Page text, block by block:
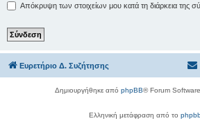
Απόκρυψη των στοιχείων μου κατά τη διάρκεια της
Ευρετήριο Δ. Συζήτησης
Δημιουργήθηκε από phpBB® Forum
Ελληνική μετάφραση από το